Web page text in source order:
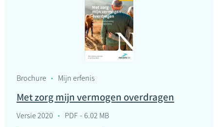
Brochure Mijn erfenis
Met zorg mijn vermogen overdragen
Versie 2020 PDF 6.02 MB